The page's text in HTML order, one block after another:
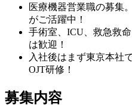
医療機器営業職の募集
がご活躍中！
手術室、ICU、救急救
は歓迎！
入社後はまず東京本社
OJT研修！
募集内容